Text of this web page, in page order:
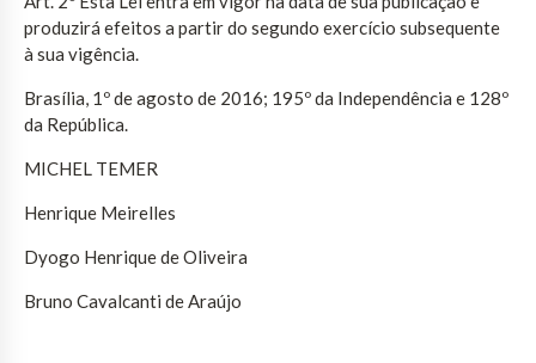
produzirá efeitos a partir do segundo exercício subsequente
à sua vigência.
Brasília, 1º de agosto de 2016; 195º da Independência e 128º
da República.
MICHEL TEMER
Henrique Meirelles
Dyogo Henrique de Oliveira
Bruno Cavalcanti de Araújo